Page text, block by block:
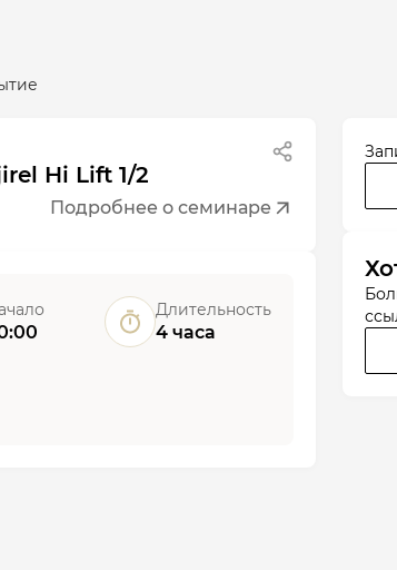
Hi Lift 1/2
Подробнее о семинаре
Длительность
4 часа